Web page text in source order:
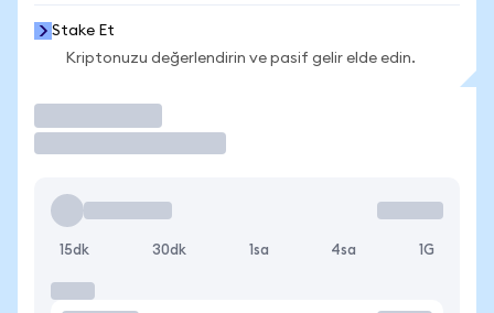
Stake Et
Kriptonuzu değerlendirin ve pasif gelir elde edin.
15dk 30dk 1sa 4sa 1G